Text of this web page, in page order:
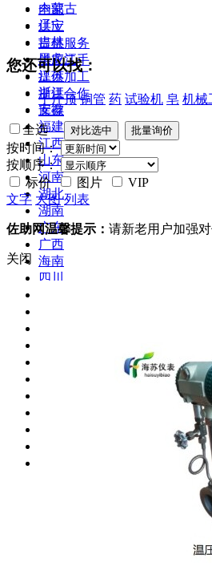
内蒙古
辽宁
吉林
黑龙江
江苏
浙江
安徽
福建
江西
山东
河南
湖北
湖南
广东
广西
海南
四川
全部
供应
提供服务
供应二手
提供加工
提供合作
库存
您还可以找：
千斤顶 铜管 药 试验机 皂 机械
全选
按时间：
按顺序：
标价
图片
VIP
文字 大图 列表
佐助网温馨提示： 请新老用户加强
关闭